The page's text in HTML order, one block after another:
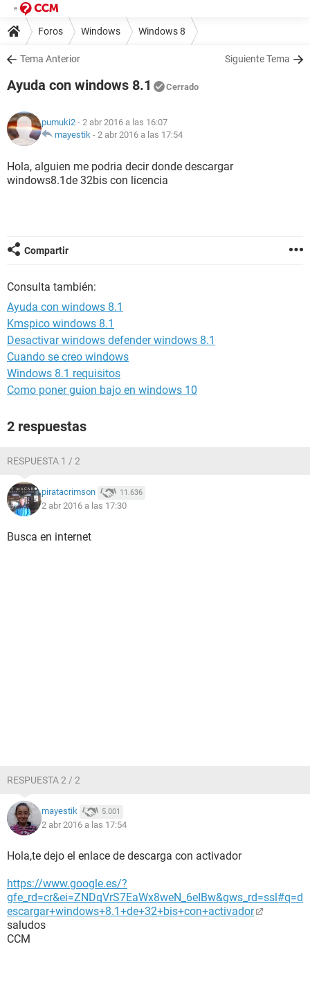
Foros Windows Windows 8
Tema Anterior Siguiente Tema
Ayuda con windows 8.1 Cerrado
pumuki2 - 2 abr 2016 a las 16:07
mayestik - 2 abr 2016 a las 17:54
Hola, alguien me podria decir donde descargar
windows8.1de 32bis con licencia
Compartir
Consulta también:
Ayuda con windows 8.1
Kmspico windows 8.1
Desactivar windows defender windows 8.1
Cuando se creo windows
Windows 8.1 requisitos
Como poner guion bajo en windows 10
2 respuestas
RESPUESTA 1 / 2
piratacrimson 11.636
2 abr 2016 a las 17:30
Busca en internet
RESPUESTA 2 / 2
mayestik 5.001
2 abr 2016 a las 17:54
Hola,te dejo el enlace de descarga con activador
https://www.google.es/?
gfe_rd=cr&ei=ZNDqVrS7EaWx8weN_6eIBw&gws_rd=ssl#q=d
escargar+windows+8.1+de+32+bis+con+activador
saludos
CCM